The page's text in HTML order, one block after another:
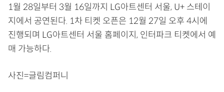
1월 28일부터 3월 16일까지 LG아트센터 서울, U+ 스테이
지에서 공연된다. 1차 티켓 오픈은 12월 27일 오후 4시에
진행되며 LG아트센터 서울 홈페이지, 인터파크 티켓에서 예
매 가능하다.
사진=글림컴퍼니